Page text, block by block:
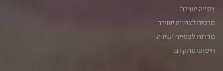
צפייה ישירה
סרטים לצפייה ישירה
סדרות לצפייה ישירה
חיפוש מתקדם